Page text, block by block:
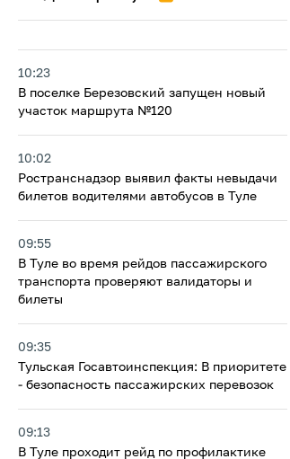
10:23
В поселке Березовский запущен новый
участок маршрута №120
10:02
Ространснадзор выявил факты невыдачи
билетов водителями автобусов в Туле
09:55
В Туле во время рейдов пассажирского
транспорта проверяют валидаторы и
билеты
09:35
Тульская Госавтоинспекция: В приоритете
- безопасность пассажирских перевозок
09:13
В Туле проходит рейд по профилактике